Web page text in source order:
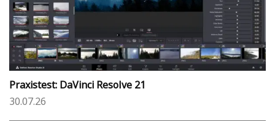
Praxistest: DaVinci Resolve 21
30.07.26